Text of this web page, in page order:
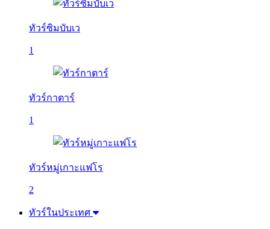
ทัวร์ซิมบับเว
1
ทัวร์กาตาร์
1
ทัวร์หมู่เกาะแฟโร
2
ทัวร์ในประเทศ